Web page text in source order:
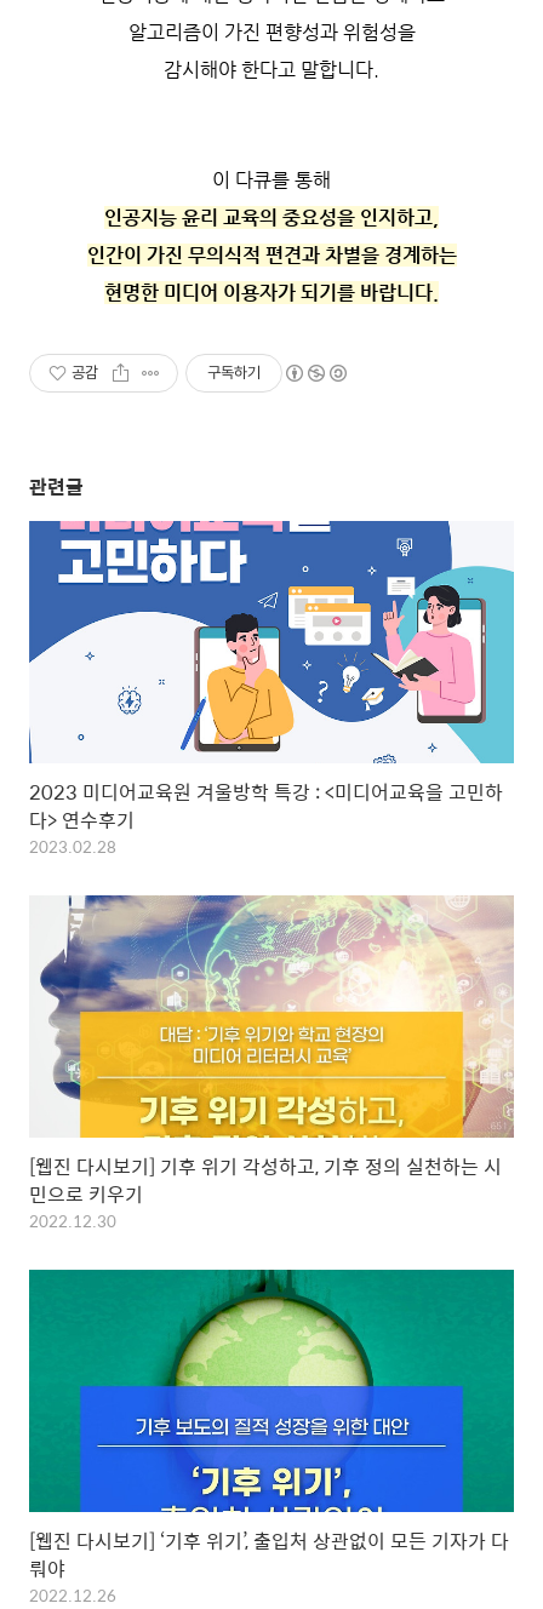
알고리즘이 가진 편향성과 위험성을
감시해야 한다고 말합니다.
이 다큐를 통해
인공지능 윤리 교육의 중요성을 인지하고,
인간이 가진 무의식적 편견과 차별을 경계하는
현명한 미디어 이용자가 되기를 바랍니다.
공감 구독하기
관련글
2023 미디어교육원 겨울방학 특강 : <미디어교육을 고민하
다> 연수후기
2023.02.28
[웹진 다시보기] 기후 위기 각성하고, 기후 정의 실천하는 시
민으로 키우기
2022.12.30
[웹진 다시보기] ‘기후 위기’, 출입처 상관없이 모든 기자가 다
뤄야
2022.12.26